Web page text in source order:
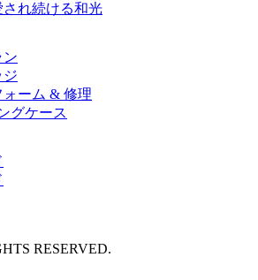
れ続ける和光
ン
ジ
ーム & 修理
グケース
RESERVED.